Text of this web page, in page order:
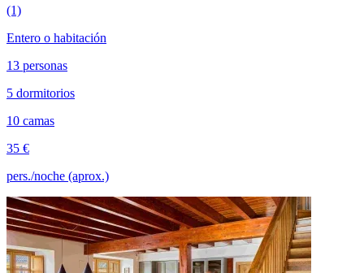
(1)
Entero o habitación
13 personas
5 dormitorios
10 camas
35 €
pers./noche (aprox.)